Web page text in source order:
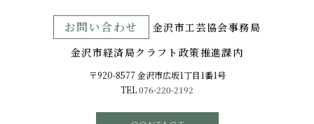
お問い合わせ
⾦沢市⼯芸協会事務局
金沢市経済局クラフト政策推進課内
〒920-8577 ⾦沢市広坂1丁目1番1号
TEL076-220-2192